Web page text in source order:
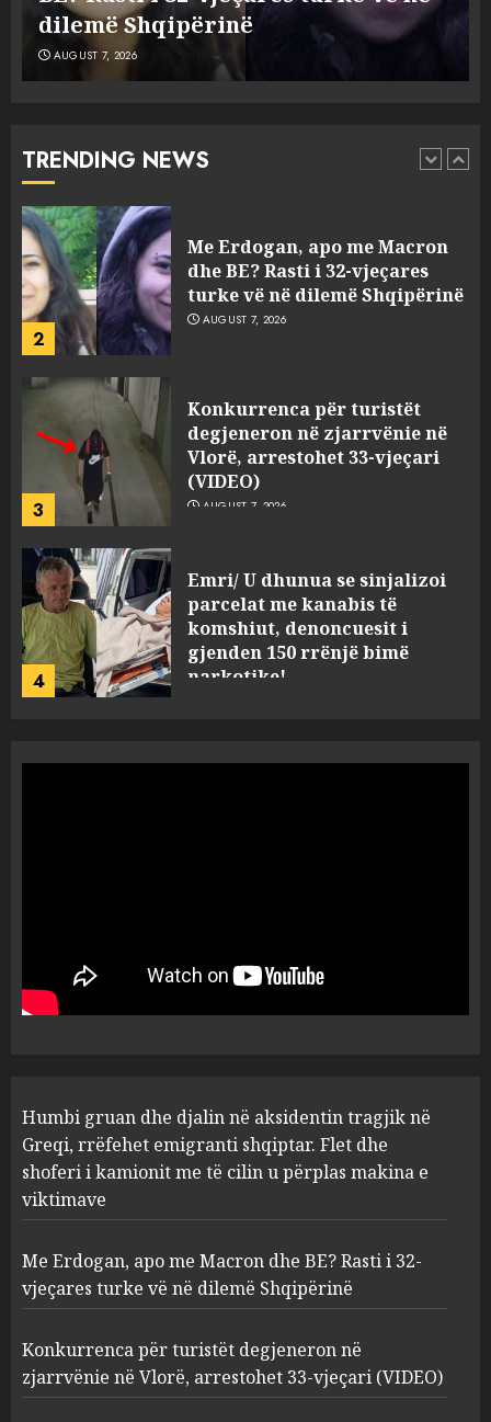
dilemë Shqipërinë
AUGUST 7, 2026
TRENDING NEWS
1
Humbi gruan dhe djalin në
të cilin u përplas makina e
2
Me Erdogan, apo me Macron
dhe BE? Rasti i 32-vjeçares
turke vë në dilemë Shqipërinë
AUGUST 7, 2026
3
Konkurrenca për turistët
degjeneron në zjarrvënie në
Vlorë, arrestohet 33-vjeçari
(VIDEO)
AUGUST 7, 2026
4
Emri/ U dhunua se sinjalizoi
parcelat me kanabis të
komshiut, denoncuesit i
gjenden 150 rrënjë bimë
narkotike!
1
rrëfehet emigranti shqiptar.
Flet dhe shoferi i kamionit me
të cilin u përplas makina e
2
dhe BE? Rasti i 32-vjeçares
turke vë në dilemë Shqipërinë
AUGUST 7, 2026
3
Konkurrenca për turistët
degjeneron në zjarrvënie në
Vlorë, arrestohet 33-vjeçari
(VIDEO)
AUGUST 7, 2026
Humbi gruan dhe djalin në aksidentin tragjik në
Greqi, rrëfehet emigranti shqiptar. Flet dhe
shoferi i kamionit me të cilin u përplas makina e
viktimave
Me Erdogan, apo me Macron dhe BE? Rasti i 32-
vjeçares turke vë në dilemë Shqipërinë
Konkurrenca për turistët degjeneron në
zjarrvënie në Vlorë, arrestohet 33-vjeçari (VIDEO)